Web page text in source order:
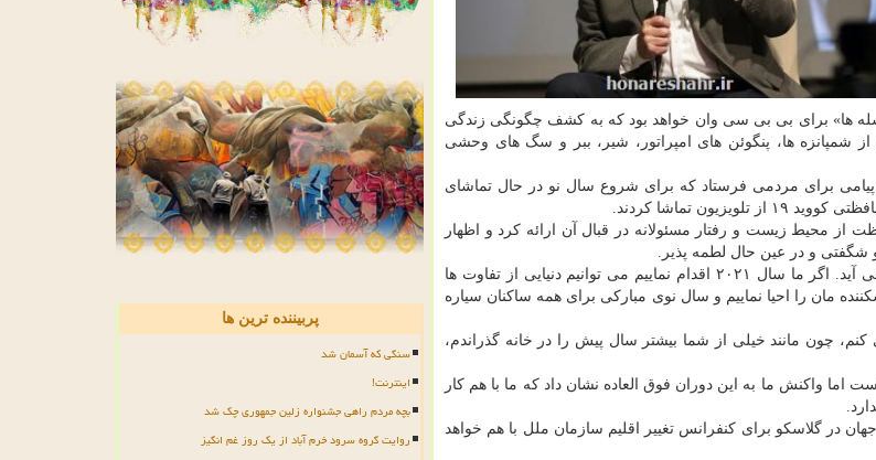
ها» برای بی بی سی وان خواهد بود که به کشف چگونگی زندگی
شمپانزه ها، پنگوئن های امپراتور، شیر، ببر و سگ های وحشی
ظاهر شد و از خانه پیامی برای مردمی فرستاد که برای شروع سال نو در حال تماشای
تماشا کردند.
محیط زیست و رفتار مسئولانه در قبال آن ارائه کرد و اظهار
شگفتی و در عین حال لطمه پذیر.
آتنبورو در ادامه اظهار داشت: با سال نو فرصت های جدید برای تغییر هم می آید. اگر ما سال ۲۰۲۱ اقدام نماییم می توانیم دنیایی از تفاوت ها
مان را احیا نماییم و سال نوی مبارکی برای همه ساکنان سیاره
چون مانند خیلی از شما بیشتر سال پیش را در خانه گذراندم،
اما واکنش ما به این دوران فوق العاده نشان داد که ما با هم کار
در گلاسکو برای کنفرانس تغییر اقلیم سازمان ملل با هم خواهد
پربیننده ترین ها
سنگی که آسمان شد
اینترنت!
بچه مردم راهی جشنواره زلین جمهوری چک شد
روایت گروه سرود خرم آباد از یک روز غم انگیز